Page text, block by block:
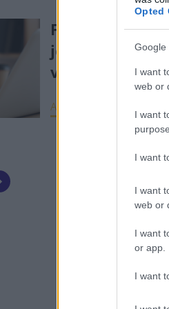
Opted
Google
I want
web or
I want
I want
I want
web or
I want
or app.
I want
Fontos
jön az egyéni
vállalkozóknak
ADÓZÁS